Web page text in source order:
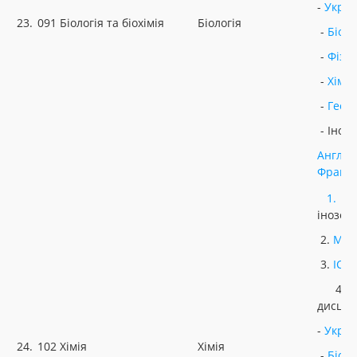
23. 091 Біологія та біохімія Біологія
-
-
-
- Хімія
-
-
24. 102 Хімія Хімія
1.
2.
3.
4.
-